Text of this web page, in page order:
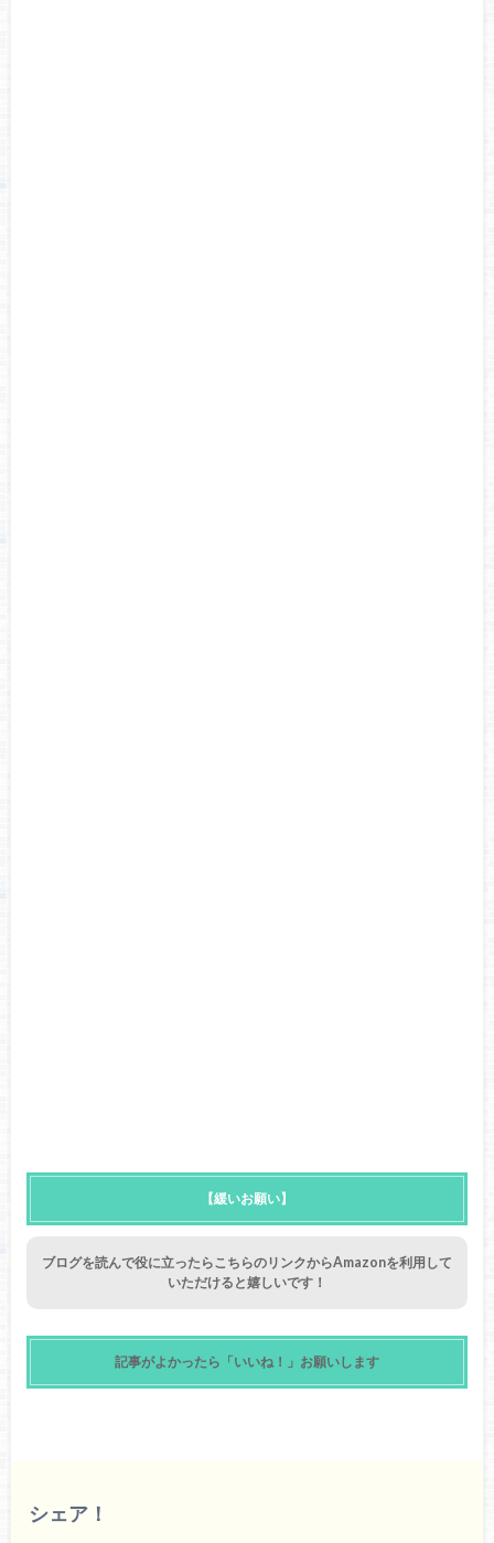
【緩いお願い】
ブログを読んで役に立ったらこちらのリンクからAmazonを利用して
いただけると嬉しいです！
記事がよかったら「いいね！」お願いします
シェア！